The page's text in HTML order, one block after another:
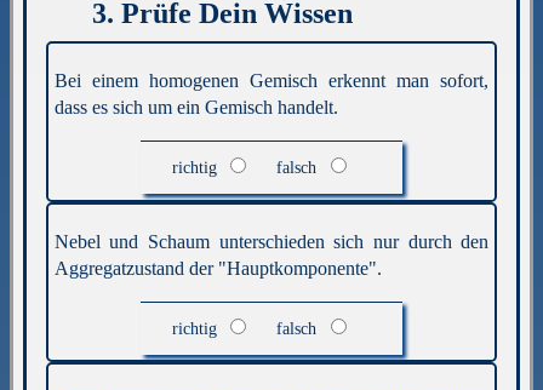
3. Prüfe Dein Wissen
Bei einem homogenen Gemisch erkennt man sofort,
dass es sich um ein Gemisch handelt.
richtig falsch
Nebel und Schaum unterschieden sich nur durch den
Aggregatzustand der "Hauptkomponente".
richtig falsch